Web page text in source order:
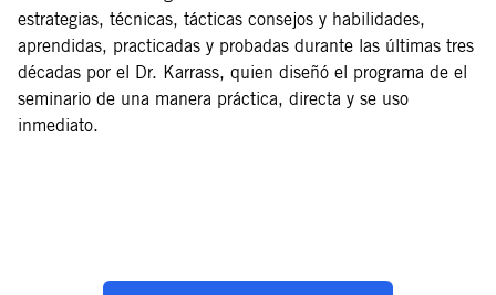
estrategias, técnicas, tácticas consejos y habilidades,
aprendidas, practicadas y probadas durante las últimas tres
décadas por el Dr. Karrass, quien diseñó el programa de el
seminario de una manera práctica, directa y se uso
inmediato.